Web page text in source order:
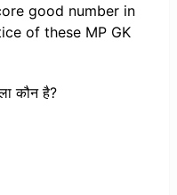
good number in
of these MP GK
कौन है?